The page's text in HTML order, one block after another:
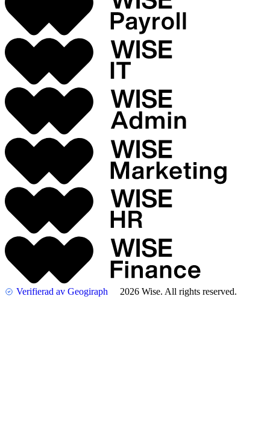
Verifierad av Geogiraph 2026 Wise. All rights reserved.